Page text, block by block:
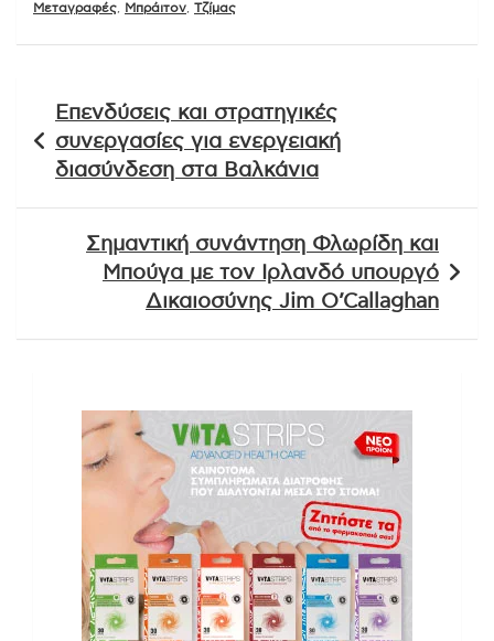
Μεταγραφές
Μπράιτον Τζίμας
άρθρων
Επενδύσεις και στρατηγικές
συνεργασίες για ενεργειακή
διασύνδεση στα Βαλκάνια
Σημαντική συνάντηση Φλωρίδη και
Μπούγα με τον Ιρλανδό υπουργό
Δικαιοσύνης Jim O’Callaghan